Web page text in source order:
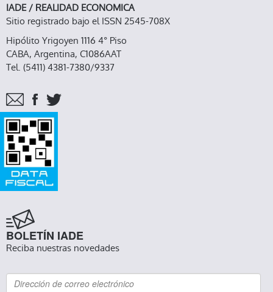
IADE / REALIDAD ECONOMICA
Sitio registrado bajo el ISSN 2545-708X
Hipólito Yrigoyen 1116 4° Piso
CABA, Argentina, C1086AAT
Tel. (5411) 4381-7380/9337
BOLETÍN IADE
Reciba nuestras novedades